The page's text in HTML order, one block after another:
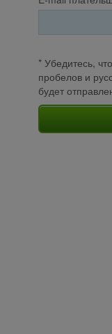
* Убедитесь,
пробелов и
будет